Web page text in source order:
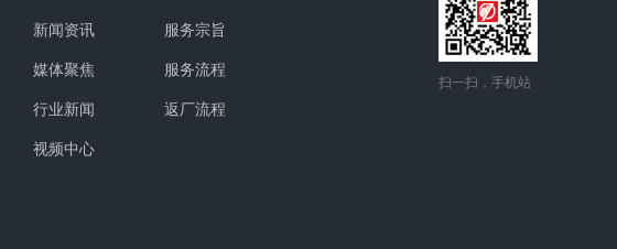
新闻资讯
媒体聚焦
行业新闻
视频中心
服务宗旨
服务流程
返厂流程
扫一扫，手机站